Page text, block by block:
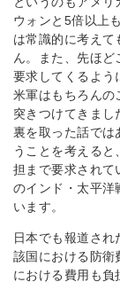
ウォンと5倍以上
は常識的に考え
ん。また、先ほ
要求してくるよう
米軍はもちろんの
突きつけてきまし
裏を取った話では
うことを考える
担まで要求されて
のインド・太平洋
います。
日本でも報道さ
該国における防衛
における費用も負